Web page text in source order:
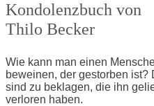
Kondolenzbuch von
Thilo Becker
Wie kann man einen
beweinen, der gestorben ist?
sind zu beklagen, die ihn
verloren haben.